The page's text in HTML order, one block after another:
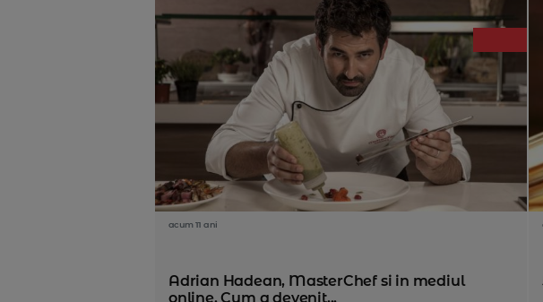
acum 11 ani
Adrian Hadean, MasterChef si in mediul
online. Cum a devenit...